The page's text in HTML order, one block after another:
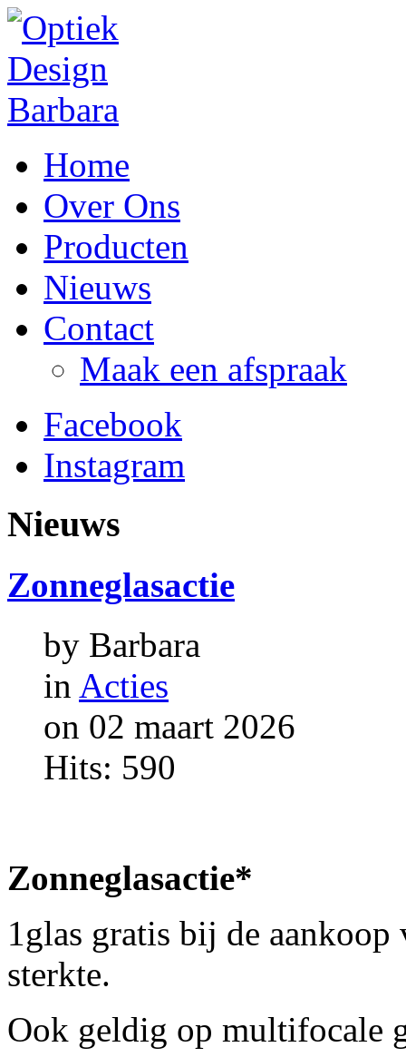
Home
Over Ons
Producten
Nieuws
Contact
Maak een afspraak
Facebook
Instagram
Nieuws
Zonneglasactie
by Barbara
in Acties
on 02 maart 2026
Hits: 590
Zonneglasactie*
1glas gratis bij de
sterkte.
Ook geldig op multifocale